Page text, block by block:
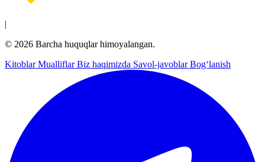
|
© 2026 Barcha huquqlar himoyalangan.
KitoblarMualliflarBiz haqimizda Savol-javoblarBog‘lanish